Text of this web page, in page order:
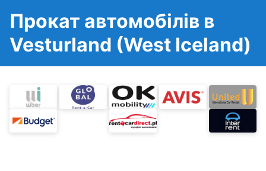
Прокат автомобілів в
Vesturland (West Iceland)